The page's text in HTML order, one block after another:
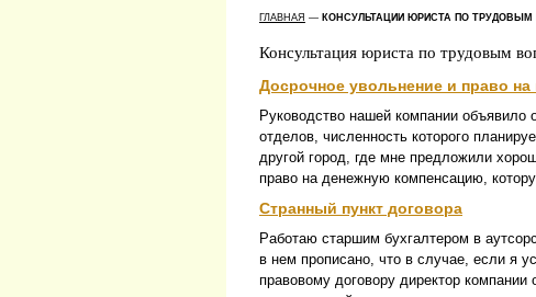
ГЛАВНАЯ — КОНСУЛЬТАЦИИ ЮРИСТА ПО
Консультация юриста по трудовым
Досрочное увольнение и право
Руководство нашей компании объявило
отделов, численность которого
другой город, где мне предложили
право на денежную компенсацию,
Странный пункт договора
Работаю старшим бухгалтером в
в нем прописано, что в случае, если я
правовому договору директор компании